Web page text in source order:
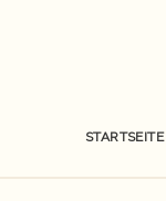
STARTSEITE